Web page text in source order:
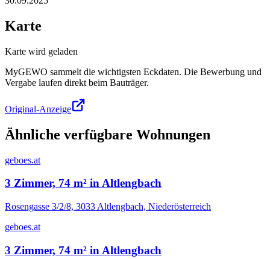
Karte
Karte wird geladen
MyGEWO sammelt die wichtigsten Eckdaten. Die Bewerbung und
Vergabe laufen direkt beim Bauträger.
Original-Anzeige
Ähnliche verfügbare Wohnungen
geboes.at
3 Zimmer, 74 m² in Altlengbach
Rosengasse 3/2/8, 3033 Altlengbach, Niederösterreich
geboes.at
3 Zimmer, 74 m² in Altlengbach